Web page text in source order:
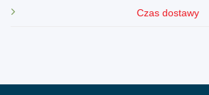
Czas dostawy